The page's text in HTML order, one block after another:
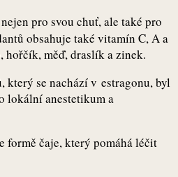
pro svou chuť, ale také pro
obsahuje také vitamín C, A a
hořčík, měď, draslík a zinek.
který se nachází v estragonu, byl
lokální anestetikum a
formě čaje, který pomáhá léčit